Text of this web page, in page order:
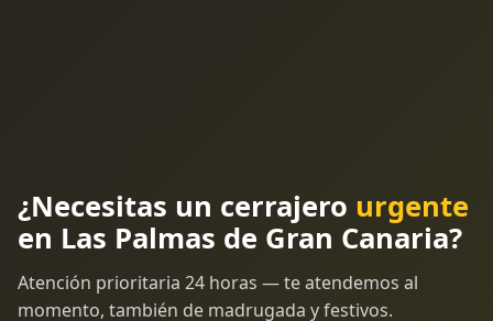
¿Necesitas un cerrajero urgente
en Las Palmas de Gran Canaria?
Atención prioritaria 24 horas — te atendemos al
momento, también de madrugada y festivos.